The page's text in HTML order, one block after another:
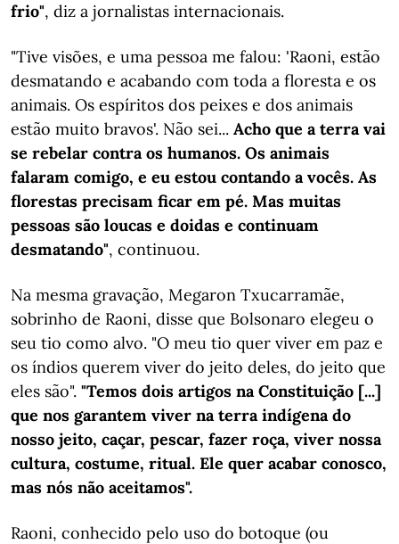
frio", diz a jornalistas internacionais.
"Tive visões, e uma pessoa me falou: 'Raoni, estão
desmatando e acabando com toda a floresta e os
animais. Os espíritos dos peixes e dos animais
estão muito bravos'. Não sei... Acho que a terra vai
se rebelar contra os humanos. Os animais
falaram comigo, e eu estou contando a vocês. As
florestas precisam ficar em pé. Mas muitas
pessoas são loucas e doidas e continuam
desmatando", continuou.
Na mesma gravação, Megaron Txucarramãe,
sobrinho de Raoni, disse que Bolsonaro elegeu o
seu tio como alvo. "O meu tio quer viver em paz e
os índios querem viver do jeito deles, do jeito que
eles são". "Temos dois artigos na Constituição [...]
que nos garantem viver na terra indígena do
nosso jeito, caçar, pescar, fazer roça, viver nossa
cultura, costume, ritual. Ele quer acabar conosco,
mas nós não aceitamos".
Raoni, conhecido pelo uso do botoque (ou